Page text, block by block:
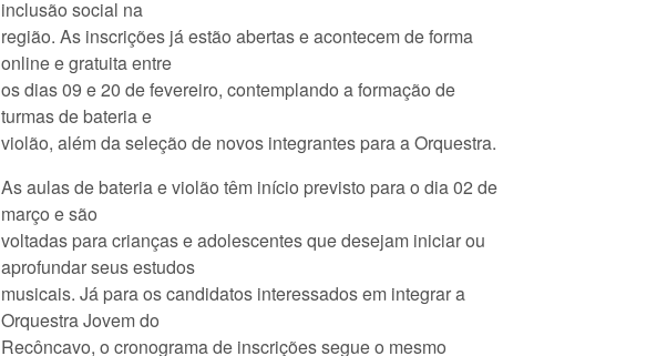
inclusão social na
região. As inscrições já estão abertas e acontecem de forma
online e gratuita entre
os dias 09 e 20 de fevereiro, contemplando a formação de
turmas de bateria e
violão, além da seleção de novos integrantes para a Orquestra.
As aulas de bateria e violão têm início previsto para o dia 02 de
março e são
voltadas para crianças e adolescentes que desejam iniciar ou
aprofundar seus estudos
musicais. Já para os candidatos interessados em integrar a
Orquestra Jovem do
Recôncavo, o cronograma de inscrições segue o mesmo